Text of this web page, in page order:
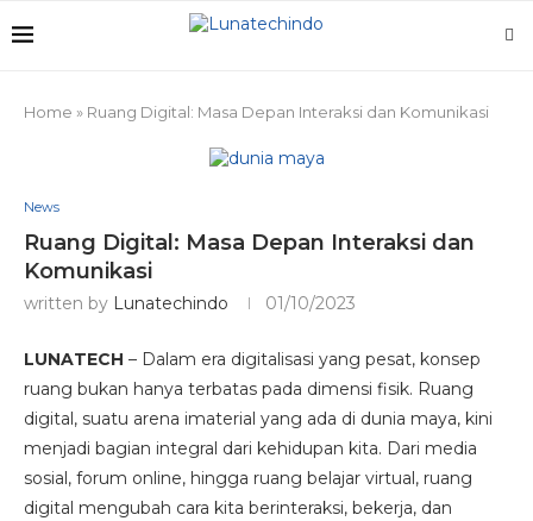
Home » Ruang Digital: Masa Depan Interaksi dan Komunikasi
News
Ruang Digital: Masa Depan Interaksi dan
Komunikasi
written by Lunatechindo 01/10/2023
LUNATECH – Dalam era digitalisasi yang pesat, konsep
ruang bukan hanya terbatas pada dimensi fisik. Ruang
digital, suatu arena imaterial yang ada di dunia maya, kini
menjadi bagian integral dari kehidupan kita. Dari media
sosial, forum online, hingga ruang belajar virtual, ruang
digital mengubah cara kita berinteraksi, bekerja, dan